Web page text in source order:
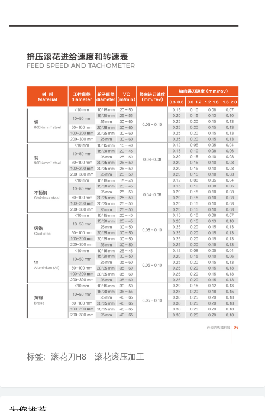
标签: 滚花刀H8 滚花滚压加工